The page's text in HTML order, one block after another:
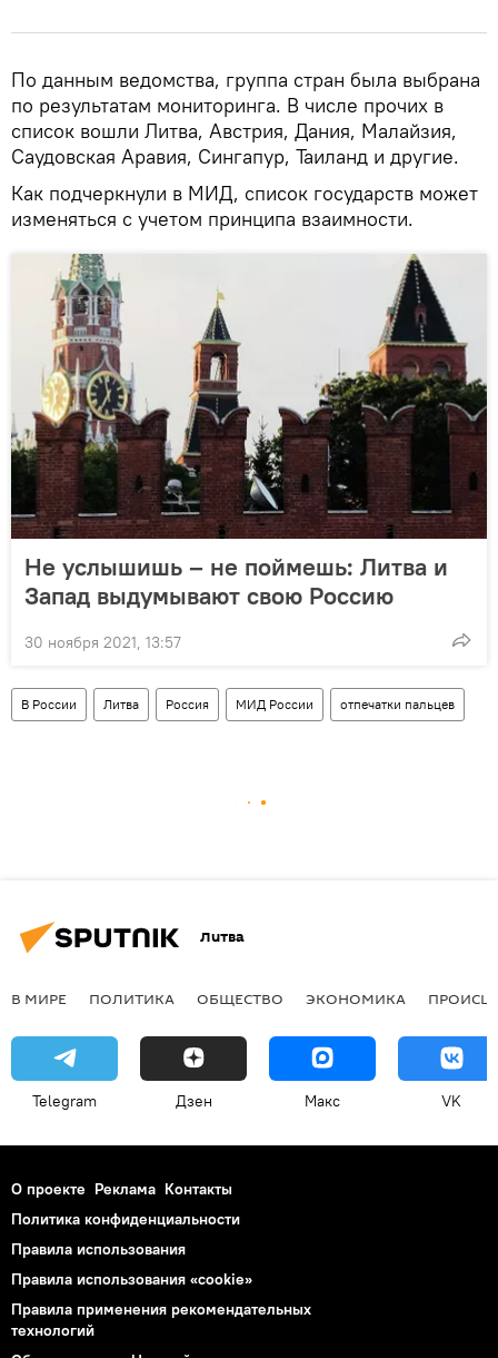
По данным ведомства, группа стран была выбрана
по результатам мониторинга. В числе прочих в
список вошли Литва, Австрия, Дания, Малайзия,
Саудовская Аравия, Сингапур, Таиланд и другие.
Как подчеркнули в МИД, список государств может
изменяться с учетом принципа взаимности.
Не услышишь – не поймешь: Литва и
Запад выдумывают свою Россию
30 ноября 2021, 13:57
В России Литва Россия МИД России отпечатки пальцев
Литва
В МИРЕ ПОЛИТИКА ОБЩЕСТВО ЭКОНОМИКА
Telegram Дзен Макс VK
О проекте Реклама Контакты
Политика конфиденциальности
Правила использования
Правила использования «cookie»
Правила применения рекомендательных
технологий